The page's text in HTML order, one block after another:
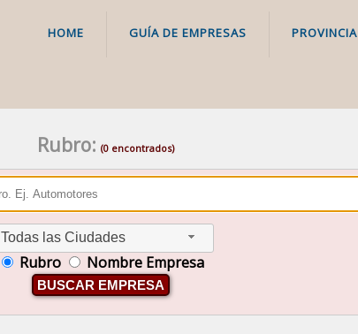
HOME GUÍA DE EMPRESAS PROVINCIA
Rubro: (0 encontrados)
Todas las Ciudades
Rubro Nombre Empresa
BUSCAR EMPRESA